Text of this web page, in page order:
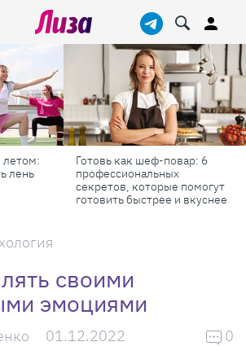
6
помогут
Масштабные приключения:
самые красивые фестивали
России в августе
своими
эмоциями
01.12.2022 0